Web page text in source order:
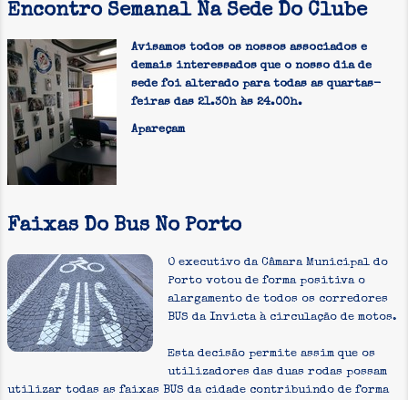
Encontro Semanal Na Sede Do Clube
Avisamos todos os nossos associados e
demais interessados que o nosso dia de
sede foi alterado para todas as quartas-
feiras das 21.30h às 24.00h.
Apareçam
Faixas Do Bus No Porto
O executivo da Câmara Municipal do
Porto votou de forma positiva o
alargamento de todos os corredores
BUS da Invicta à circulação de motos.
Esta decisão permite assim que os
utilizadores das duas rodas possam
utilizar todas as faixas BUS da cidade contribuindo de forma